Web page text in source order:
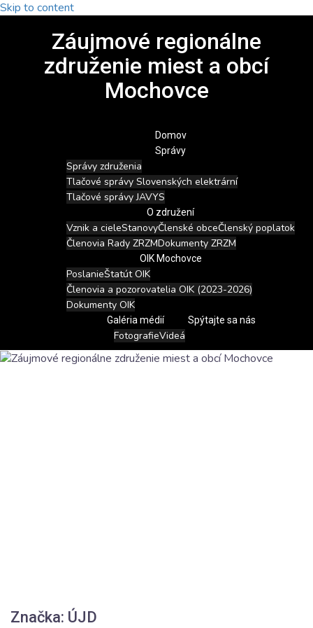
Skip to content
Záujmové regionálne
združenie miest a obcí
Mochovce
Domov
Správy
Správy združenia
Tlačové správy Slovenských elektrární
Tlačové správy JAVYS
O združení
Vznik a cieleStanovyČlenské obceČlenský poplatok
Členovia Rady ZRZMDokumenty ZRZM
OIK Mochovce
PoslanieŠtatút OIK
Členovia a pozorovatelia OIK (2023-2026)
Dokumenty OIK
Galéria médií
FotografieVideá
Spýtajte sa nás
Značka: ÚJD